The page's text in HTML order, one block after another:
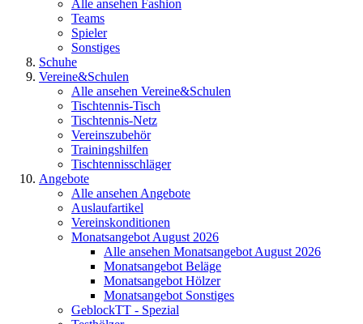
Alle ansehen Fashion
Teams
Spieler
Sonstiges
Schuhe
Vereine&Schulen
Alle ansehen Vereine&Schulen
Tischtennis-Tisch
Tischtennis-Netz
Vereinszubehör
Trainingshilfen
Tischtennisschläger
Angebote
Alle ansehen Angebote
Auslaufartikel
Vereinskonditionen
Monatsangebot August 2026
Alle ansehen Monatsangebot August 2026
Monatsangebot Beläge
Monatsangebot Hölzer
Monatsangebot Sonstiges
GeblockTT - Spezial